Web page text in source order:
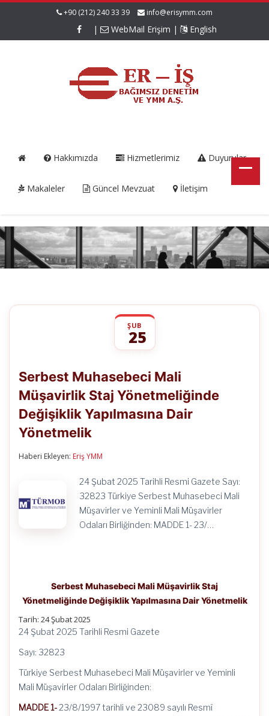
+90 (212) 240 33 39 info@erisymm.com
| WebMail Erişim | English
Hakkımızda Hizmetlerimiz Duyurular
Makaleler Güncel Mevzuat İletişim
ŞUB
25
Mali
Müşavirlik
Staj
Değişiklik
Serbest Muhasebeci Mali
Müşavirlik Staj Yönetmeliğinde
Değişiklik Yapılmasına Dair
Yönetmelik
Haberi Ekleyen: Eriş YMM
24 Şubat 2025 Tarihli Resmi Gazete Sayı:
32823 Türkiye Serbest Muhasebeci Mali
Müşavirler ve Yeminli Mali Müşavirler
Odaları Birliğinden: MADDE 1- 23/…
Serbest Muhasebeci Mali Müşavirlik Staj
Yönetmeliğinde Değişiklik Yapılmasına Dair Yönetmelik
Tarih: 24 Şubat 2025
24 Şubat 2025 Tarihli Resmi Gazete
Sayı: 32823
Türkiye Serbest Muhasebeci Mali Müşavirler ve Yeminli
Mali Müşavirler Odaları Birliğinden:
MADDE 1-23/8/1997 tarihli ve 23089 sayılı Resmî